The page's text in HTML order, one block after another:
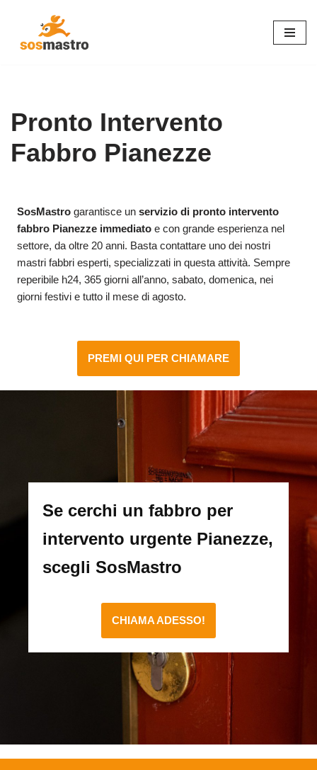
Pronto Intervento
Fabbro Pianezze
SosMastro garantisce unservizio di pronto intervento
fabbro Pianezze immediato e con grande esperienza nel
settore, da oltre 20 anni. Basta contattare uno dei nostri
mastri fabbri esperti, specializzati in questa attività. Sempre
reperibile h24, 365 giorni all’anno, sabato, domenica, nei
giorni festivi e tutto il mese di agosto.
PREMI QUI PER CHIAMARE
Se cerchi un fabbro per
intervento urgente Pianezze,
scegli SosMastro
CHIAMA ADESSO!